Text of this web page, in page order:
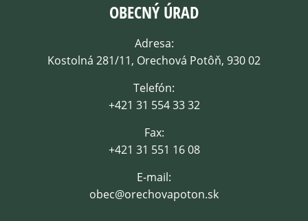
OBECNÝ ÚRAD
Adresa:
Kostolná 281/11, Orechová Potôň, 930 02
Telefón:
+421 31 554 33 32
Fax:
+421 31 551 16 08
E-mail:
obec@orechovapoton.sk